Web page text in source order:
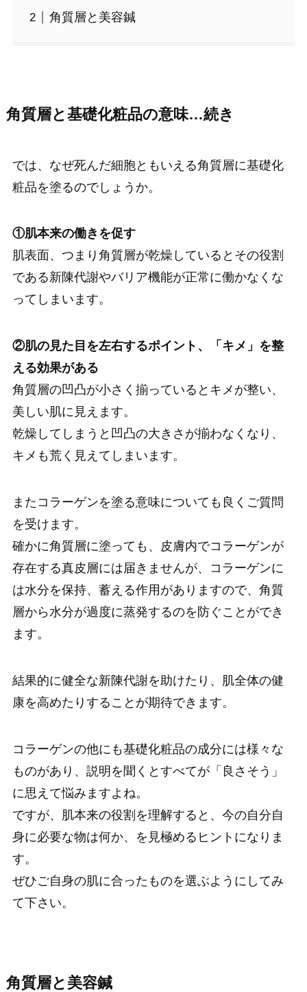
角質層と美容鍼
角質層と基礎化粧品の意味…続き
では、なぜ死んだ細胞ともいえる角質層に基礎化
粧品を塗るのでしょうか。
①肌本来の働きを促す
肌表面、つまり角質層が乾燥しているとその役割
である新陳代謝やバリア機能が正常に働かなくな
ってしまいます。
②肌の見た目を左右するポイント、「キメ」を整
える効果がある
角質層の凹凸が小さく揃っているとキメが整い、
美しい肌に見えます。
乾燥してしまうと凹凸の大きさが揃わなくなり、
キメも荒く見えてしまいます。
またコラーゲンを塗る意味についても良くご質問
を受けます。
確かに角質層に塗っても、皮膚内でコラーゲンが
存在する真皮層には届きませんが、コラーゲンに
は水分を保持、蓄える作用がありますので、角質
層から水分が過度に蒸発するのを防ぐことができ
ます。
結果的に健全な新陳代謝を助けたり、肌全体の健
康を高めたりすることが期待できます。
コラーゲンの他にも基礎化粧品の成分には様々な
ものがあり、説明を聞くとすべてが「良さそう」
に思えて悩みますよね。
ですが、肌本来の役割を理解すると、今の自分自
身に必要な物は何か、を見極めるヒントになりま
す。
ぜひご自身の肌に合ったものを選ぶようにしてみ
て下さい。
角質層と美容鍼